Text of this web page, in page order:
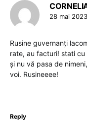
28 mai
Rusine guvernanți
rate, au facturi! stati
și nu vă pasa de
voi. Rusineeee!
Reply